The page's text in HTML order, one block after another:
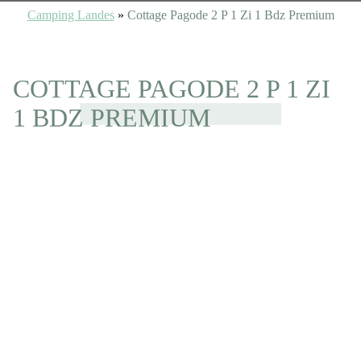
Camping Landes» Cottage Pagode 2 P 1 Zi 1 Bdz Premium
COTTAGE PAGODE 2 P 1 ZI
1 BDZ PREMIUM